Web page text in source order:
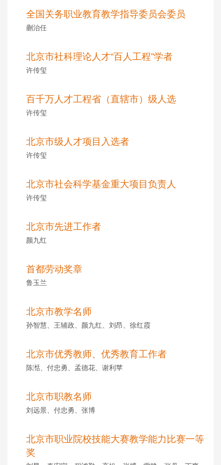
全国关务职业教育教学指导委员会委员
蒯治任
北京市社科理论人才“百人工程”学者
许传玺
百千万人才工程省（直辖市）级人选
许传玺
北京市级人才项目入选者
许传玺
北京市社会科学基金重大项目负责人
许传玺
北京市先进工作者
颜九红
首都劳动奖章
鲁玉兰
北京市教学名师
孙智慧、王辅政、颜九红、刘昂、徐红霞
北京市优秀教师、优秀教育工作者
陈湉、付忠勇、孟德花、谢利苹
北京市职教名师
刘远景、付忠勇、张博
北京市职业院校技能大赛教学能力比赛一等
奖